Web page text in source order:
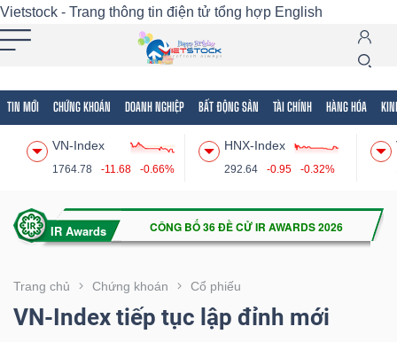
Vietstock - Trang thông tin điện tử tổng hợp English
TIN MỚI CHỨNG KHOÁN DOANH NGHIỆP BẤT ĐỘNG SẢN TÀI CHÍNH HÀNG HÓA
VN-Index
1764.78 -11.68 -0.66%
HNX-Index
292.64 -0.95 -0.32%
Trang chủ Chứng khoán Cổ phiếu
VN-Index tiếp tục lập đỉnh mới
Tất cả Tính năng Ngành Mã chứng khoán
Tính
(-)
VIETSTOCK